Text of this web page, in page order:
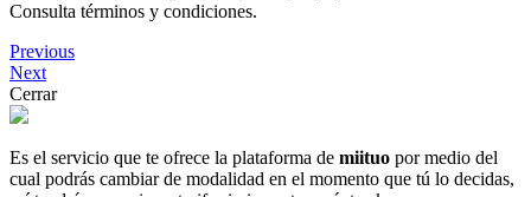
Consulta términos y condiciones.
Previous
Next
Cerrar
Es el servicio que te ofrece la plataforma de miituo por medio del
cual podrás cambiar de modalidad en el momento que tú lo decidas,